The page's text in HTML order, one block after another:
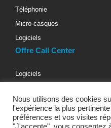
Téléphonie
Micro-casques
Logiciels
Offre Call Center
Logiciels
Materiels informatiques
Micro-casques téléphoniques
Nous utilisons des cookies
l'expérience la plus
préférences et vos visites